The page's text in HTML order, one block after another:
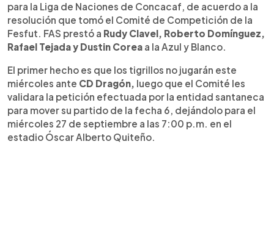
para la Liga de Naciones de Concacaf, de acuerdo a la
resolución que tomó el Comité de Competición de la
Fesfut. FAS prestó a Rudy Clavel, Roberto Domínguez,
Rafael Tejada y Dustin Corea a la Azul y Blanco.
El primer hecho es que los tigrillos no jugarán este
miércoles ante CD Dragón, luego que el Comité les
validara la petición efectuada por la entidad santaneca
para mover su partido de la fecha 6, dejándolo para el
miércoles 27 de septiembre a las 7:00 p.m. en el
estadio Óscar Alberto Quiteño.